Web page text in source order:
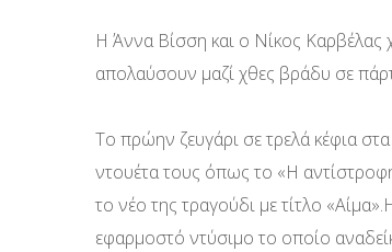
Η Άννα Βίσση και ο Νίκος Καρβέλας
απολαύσουν μαζί χθες βράδυ σε
Το πρώην ζευγάρι σε τρελά κέφια
ντουέτα τους όπως το «Η
το νέο της τραγούδι με τίτλο
εφαρμοστό ντύσιμο το οποίο